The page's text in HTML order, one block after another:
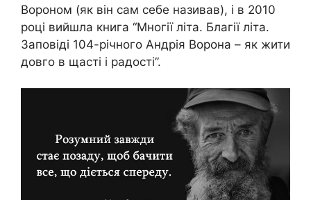
Вороном (як він сам себе називав), і в 2010
році вийшла книга “Многії літа. Благії літа.
Заповіді 104-річного Андрія Ворона – як жити
довго в щасті і радості”.